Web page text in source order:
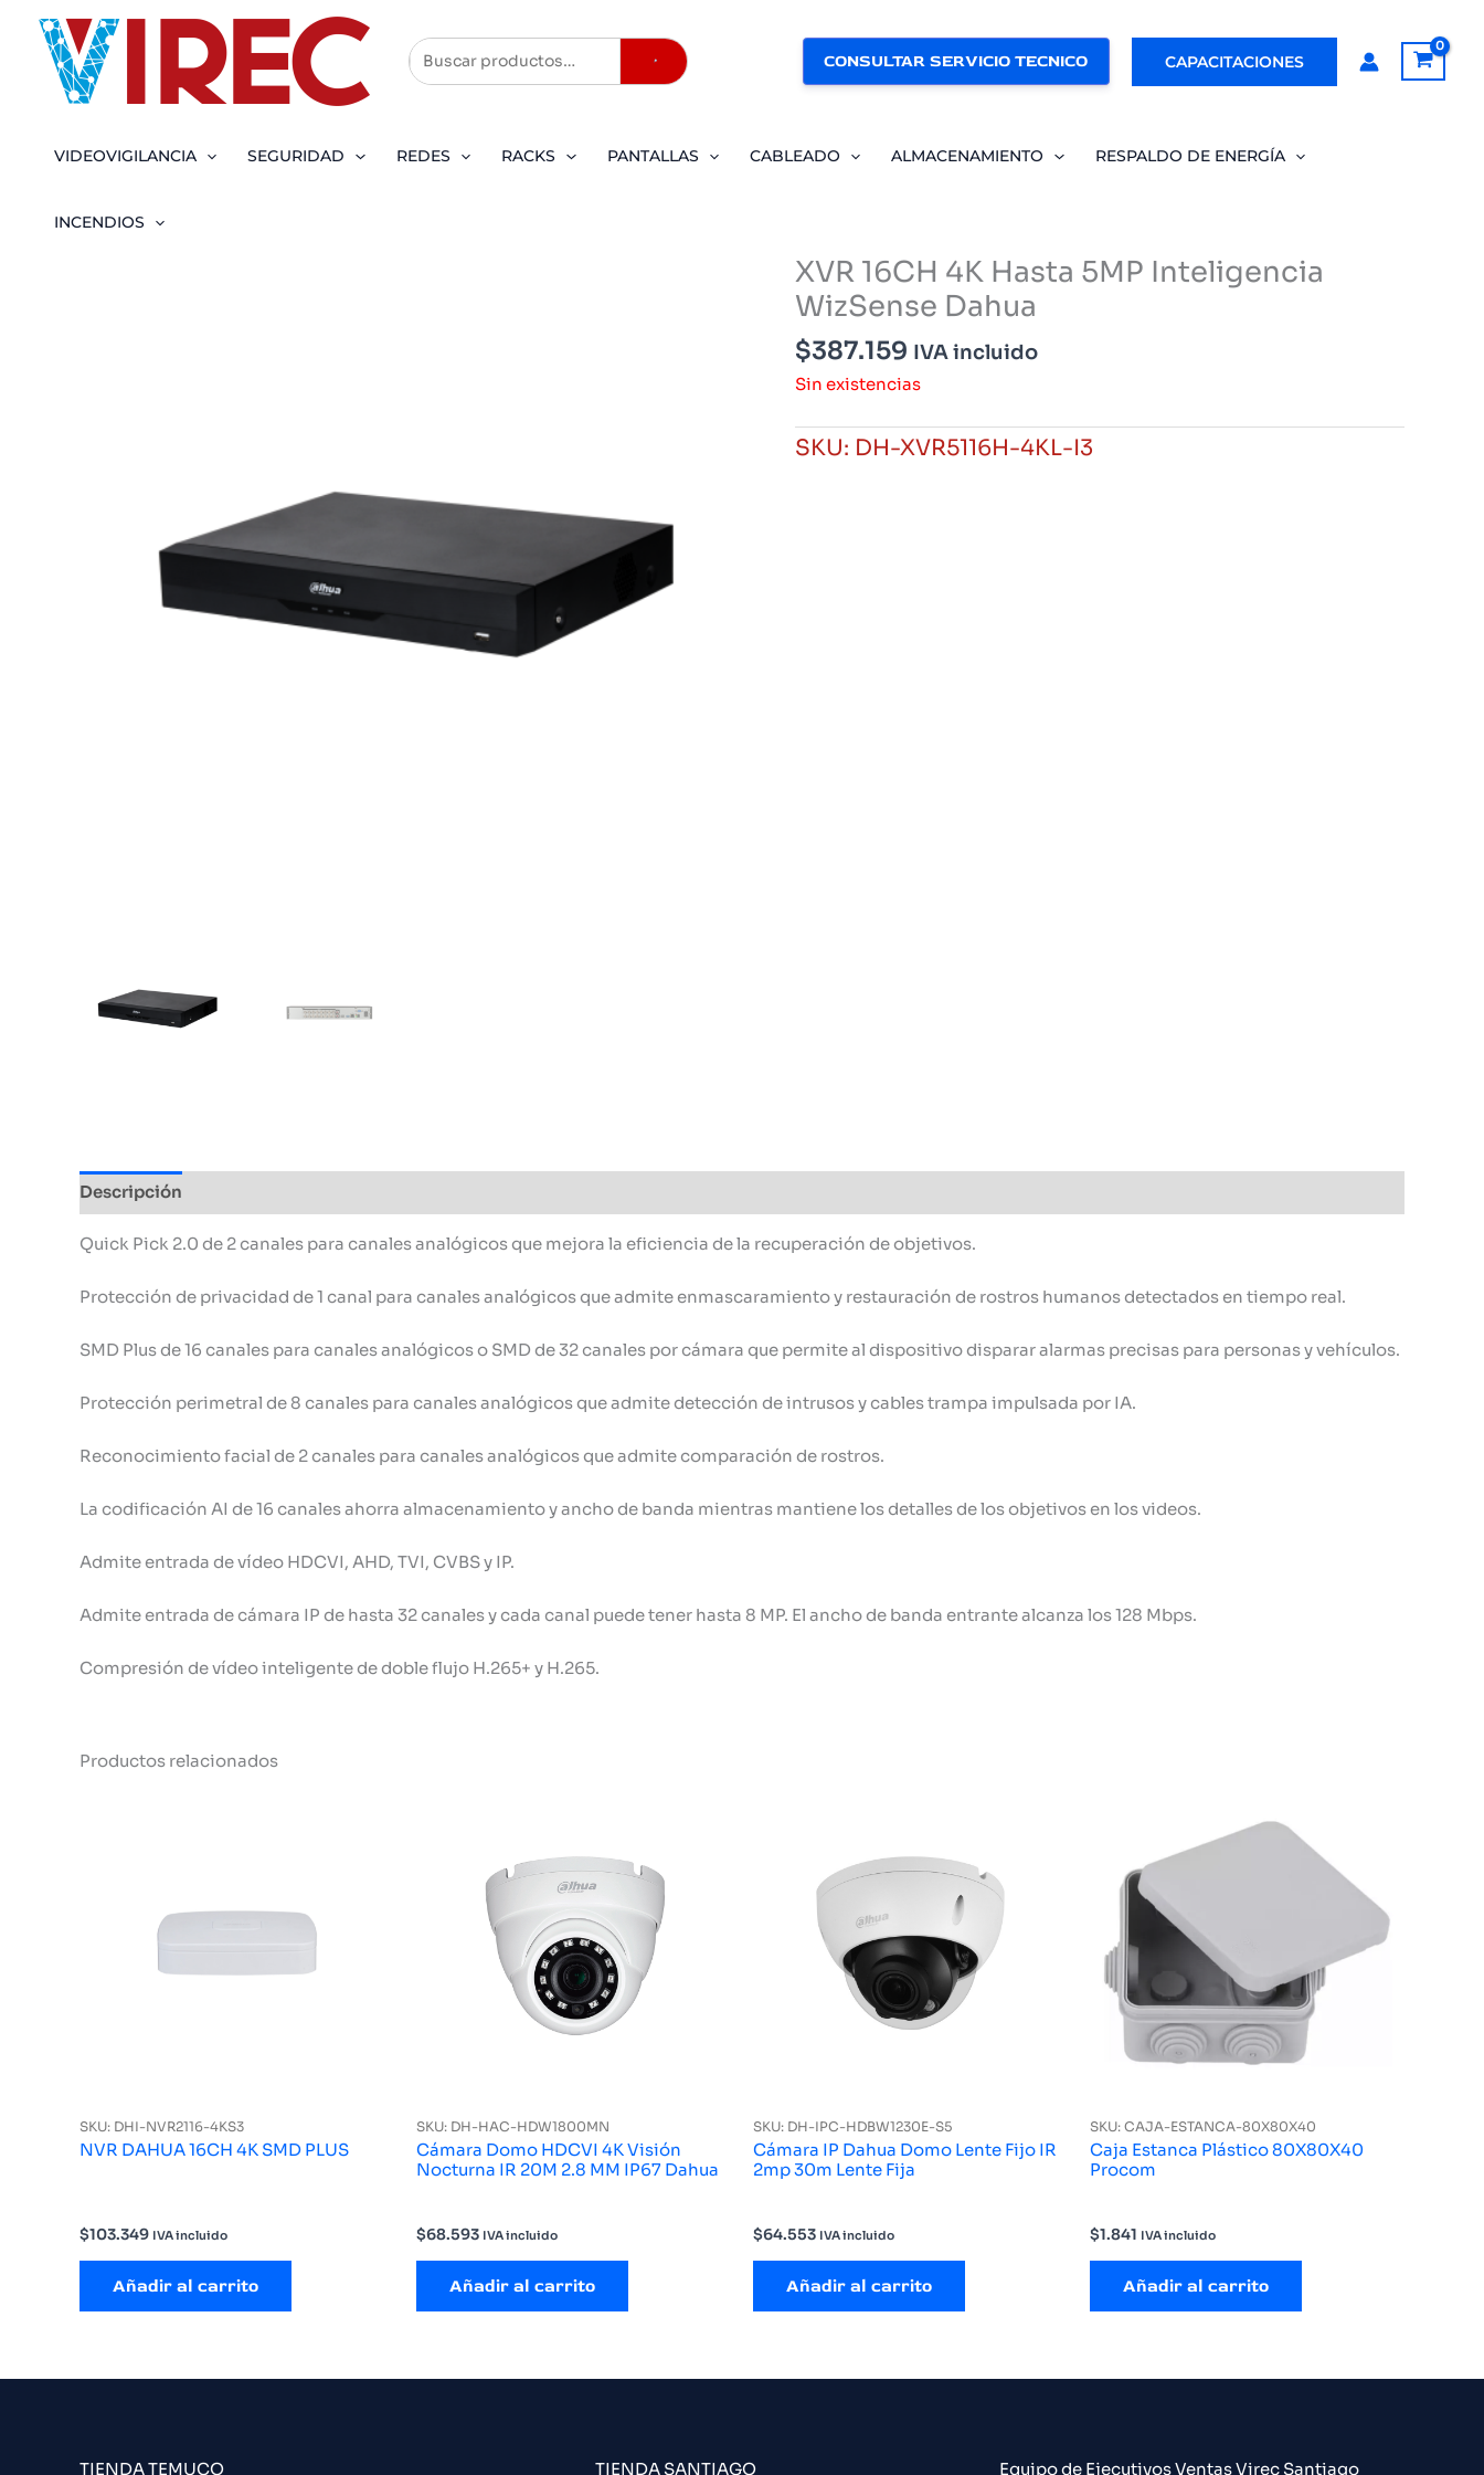
contenido
Buscar CONSULTAR SERVICIO TECNICO CAPACITACIONES
VIDEOVIGILANCIA SEGURIDAD REDES RACKS PANTALLAS CABLEADO ALMACENAMIENTO RESPALDO DE ENERGÍA
INCENDIOS
XVR 16CH 4K Hasta 5MP Inteligencia
WizSense Dahua
$387.159 IVA incluido
Sin existencias
SKU: DH-XVR5116H-4KL-I3
Descripción
Quick Pick 2.0 de 2 canales para canales analógicos que mejora la eficiencia de la recuperación de objetivos.
Protección de privacidad de 1 canal para canales analógicos que admite enmascaramiento y restauración de rostros humanos detectados en tiempo real.
SMD Plus de 16 canales para canales analógicos o SMD de 32 canales por cámara que permite al dispositivo disparar alarmas precisas para personas y vehículos.
Protección perimetral de 8 canales para canales analógicos que admite detección de intrusos y cables trampa impulsada por IA.
Reconocimiento facial de 2 canales para canales analógicos que admite comparación de rostros.
La codificación AI de 16 canales ahorra almacenamiento y ancho de banda mientras mantiene los detalles de los objetivos en los videos.
Admite entrada de vídeo HDCVI, AHD, TVI, CVBS y IP.
Admite entrada de cámara IP de hasta 32 canales y cada canal puede tener hasta 8 MP. El ancho de banda entrante alcanza los 128 Mbps.
Compresión de vídeo inteligente de doble flujo H.265+ y H.265.
Productos relacionados
SKU: DHI-NVR2116-4KS3
NVR DAHUA 16CH 4K SMD PLUS
$103.349 IVA incluido
Añadir al carrito
SKU: DH-HAC-HDW1800MN
Cámara Domo HDCVI 4K Visión
Nocturna IR 20M 2.8 MM IP67 Dahua
$68.593 IVA incluido
Añadir al carrito
SKU: DH-IPC-HDBW1230E-S5
Cámara IP Dahua Domo Lente Fijo IR
2mp 30m Lente Fija
$64.553 IVA incluido
Añadir al carrito
SKU: CAJA-ESTANCA-80X80X40
Caja Estanca Plástico 80X80X40
Procom
$1.841 IVA incluido
Añadir al carrito
TIENDA TEMUCO TIENDA SANTIAGO Equipo de Ejecutivos Ventas Virec Santiago